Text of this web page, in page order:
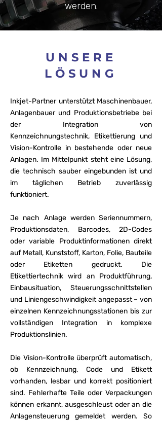
werden.
UNSERE
LÖSUNG
Inkjet-Partner unterstützt Maschinenbauer,
Anlagenbauer und Produktionsbetriebe bei
der Integration von
Kennzeichnungstechnik, Etikettierung und
Vision-Kontrolle in bestehende oder neue
Anlagen. Im Mittelpunkt steht eine Lösung,
die technisch sauber eingebunden ist und
im täglichen Betrieb zuverlässig
funktioniert.
Je nach Anlage werden Seriennummern,
Produktionsdaten, Barcodes, 2D-Codes
oder variable Produktinformationen direkt
auf Metall, Kunststoff, Karton, Folie, Bauteile
oder Etiketten gedruckt. Die
Etikettiertechnik wird an Produktführung,
Einbausituation, Steuerungsschnittstellen
und Liniengeschwindigkeit angepasst – von
einzelnen Kennzeichnungsstationen bis zur
vollständigen Integration in komplexe
Produktionslinien.
Die Vision-Kontrolle überprüft automatisch,
ob Kennzeichnung, Code und Etikett
vorhanden, lesbar und korrekt positioniert
sind. Fehlerhafte Teile oder Verpackungen
können erkannt, ausgeschleust oder an die
Anlagensteuerung gemeldet werden. So